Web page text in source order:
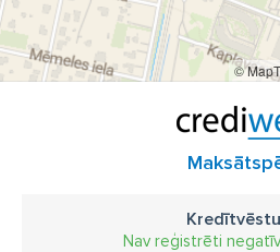
©
Nav reģistrēti